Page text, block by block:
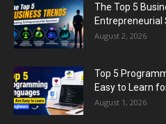
The Top 5
Entrepreneurial
August 2, 2026
Top 5
Easy to Learn
August 1, 2026